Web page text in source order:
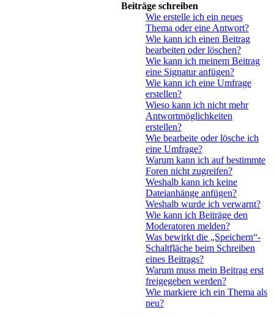
Beiträge schreiben
Wie erstelle ich ein neues
Thema oder eine Antwort?
Wie kann ich einen Beitrag
bearbeiten oder löschen?
Wie kann ich meinem Beitrag
eine Signatur anfügen?
Wie kann ich eine Umfrage
erstellen?
Wieso kann ich nicht mehr
Antwortmöglichkeiten
erstellen?
Wie bearbeite oder lösche ich
eine Umfrage?
Warum kann ich auf bestimmte
Foren nicht zugreifen?
Weshalb kann ich keine
Dateianhänge anfügen?
Weshalb wurde ich verwarnt?
Wie kann ich Beiträge den
Moderatoren melden?
Was bewirkt die „Speichern“-
Schaltfläche beim Schreiben
eines Beitrags?
Warum muss mein Beitrag erst
freigegeben werden?
Wie markiere ich ein Thema als
neu?